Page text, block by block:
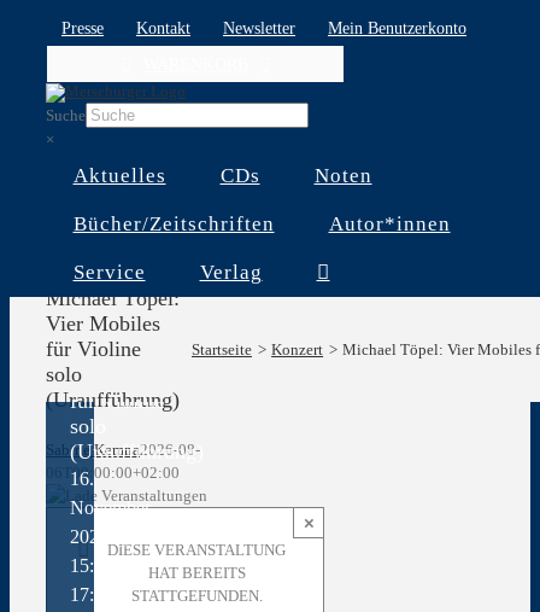
Presse Kontakt Newsletter
Mein Benutzerkonto
Suche
×
Aktuelles CDs Noten
Bücher/Zeitschriften Autor*innen
Service Verlag
Michael Töpel:
Vier Mobiles
für Violine
solo
(Uraufführung)
Startseite Konzert Michael Töpel: Vier Mobiles
Sabine Kemna2026-08-
06T00:00:00+02:00
DIESE VERANSTALTUNG
HAT BEREITS
STATTGEFUNDEN.
×
Michael Töpel:
Vier Mobiles
für Violine
solo
(Uraufführung)
16.
November
2025 @
15:00
17:00